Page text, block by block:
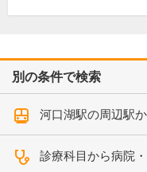
別の条件で検索
河口湖駅の周辺駅
診療科目から病院